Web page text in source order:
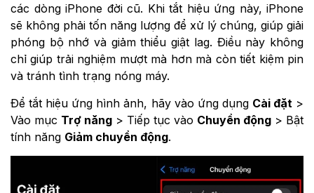
các dòng iPhone đời cũ. Khi tắt hiệu ứng này, iPhone
sẽ không phải tốn năng lượng để xử lý chúng, giúp giải
phóng bộ nhớ và giảm thiểu giật lag. Điều này không
chỉ giúp trải nghiệm mượt mà hơn mà còn tiết kiệm pin
và tránh tình trạng nóng máy.
Để tắt hiệu ứng hình ảnh, hãy vào ứng dụng Cài đặt>
Vào mục Trợ năng > Tiếp tục vào Chuyển động > Bật
tính năng Giảm chuyển động.